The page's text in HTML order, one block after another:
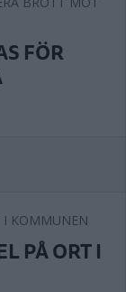
FÖR
PÅ ORT I